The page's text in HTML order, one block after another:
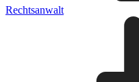
Rechtsanwalt